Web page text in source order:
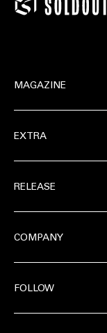
MAGAZINE
EXTRA
RELEASE
COMPANY
FOLLOW